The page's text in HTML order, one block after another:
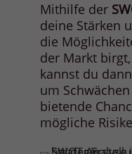
Mithilfe der
deine Stärken
die
der Markt
kannst du
um
bietende
mögliche